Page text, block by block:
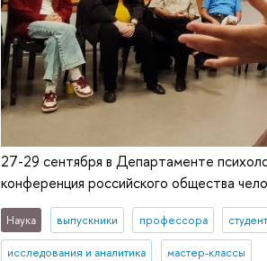
27-29 сентября в Департаменте
конференция российского общества
Наука выпускники профессора
исследования и аналитика мастер-классы